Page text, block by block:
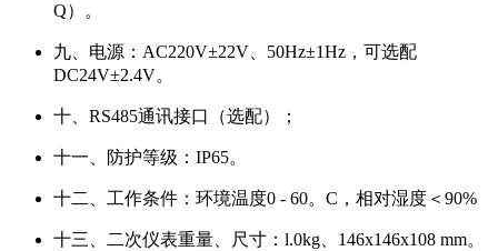
Q）。
九、电源：AC220V±22V、50Hz±1Hz，可选配
DC24V±2.4V。
十、RS485通讯接口（选配）；
十一、防护等级：IP65。
十二、工作条件：环境温度0 - 60。C，相对湿度＜90%
十三、二次仪表重量、尺寸：l.0kg、146x146x108 mm。